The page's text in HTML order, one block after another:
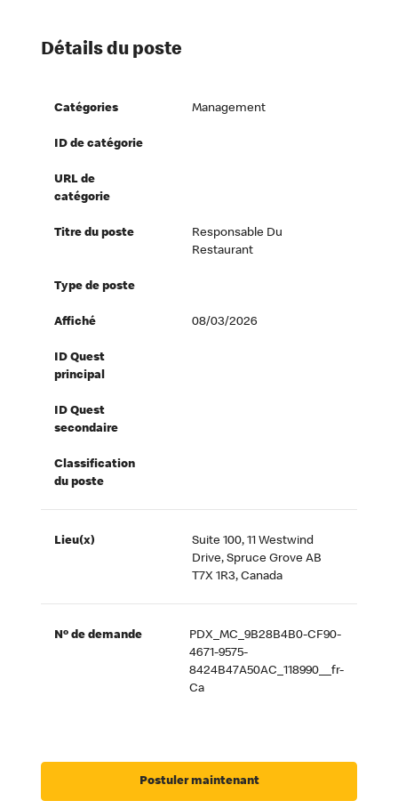
Détails du poste
Catégories Management
ID de catégorie
URL de
catégorie
Titre du poste
Responsable Du
Restaurant
Type de poste
Affiché 08/03/2026
ID Quest
principal
ID Quest
secondaire
Classification
du poste
Lieu(x)
Suite 100, 11 Westwind
Drive, Spruce Grove AB
T7X 1R3, Canada
Nº de demande
PDX_MC_9B28B4B0-CF90-
4671-9575-
8424B47A50AC_118990__fr-
Ca
Postuler maintenant